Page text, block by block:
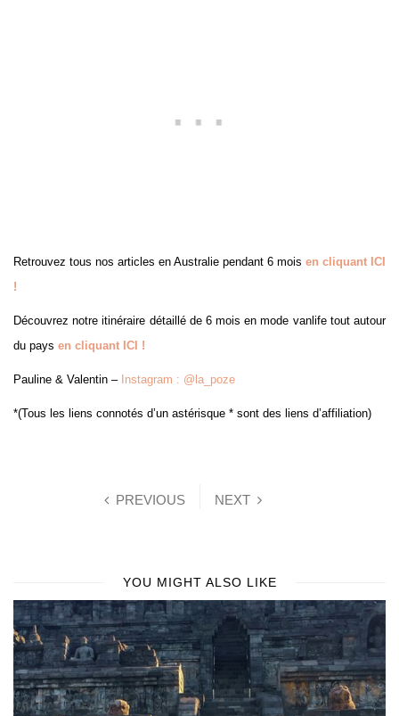
Retrouvez tous nos articles en Australie pendant 6 mois en cliquant ICI
!
Découvrez notre itinéraire détaillé de 6 mois en mode vanlife tout autour
du pays en cliquant ICI !
Pauline & Valentin – Instagram : @la_poze
*(Tous les liens connotés d’un astérisque * sont des liens d’affiliation)
PREVIOUS NEXT
YOU MIGHT ALSO LIKE